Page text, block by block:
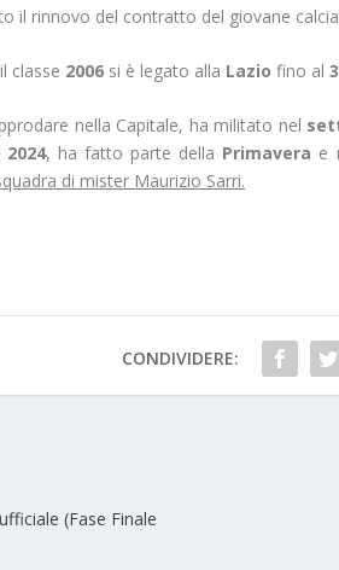
il rinnovo del contratto del giovane
classe 2006 si è legato alla Lazio fino al
nella Capitale, ha militato nel
2024, ha fatto parte della Primavera e
di mister Maurizio Sarri.
CONDIVIDERE:
(Fase Finale